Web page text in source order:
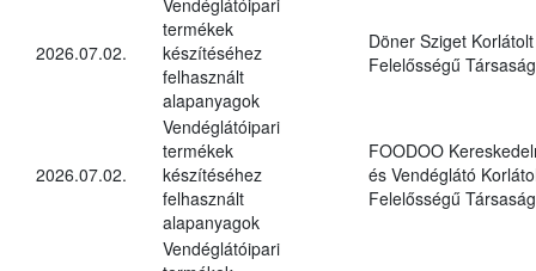
2026.07.02.
termékek
készítéséhez
felhasznált
alapanyagok
Döner Sziget Korlátolt
Felelősségű Társaság
2026.07.02.
Vendéglátóipari
termékek
készítéséhez
felhasznált
alapanyagok
FOODOO
és Vendéglátó
Felelősségű Társaság
Vendéglátóipari